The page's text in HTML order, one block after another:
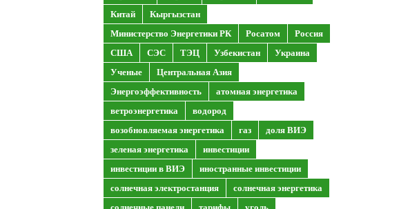
Китай
Кыргызстан
Министерство Энергетики РК
Росатом
Россия
США
СЭС ТЭЦ Узбекистан
Украина
Ученые
Центральная Азия
Энергоэффективность
атомная энергетика
ветроэнергетика
водород
возобновляемая энергетика
газ
доля ВИЭ
зеленая энергетика
инвестиции
инвестиции в ВИЭ
иностранные инвестиции
солнечная электростанция
солнечная энергетика
солнечные панели
тарифы уголь